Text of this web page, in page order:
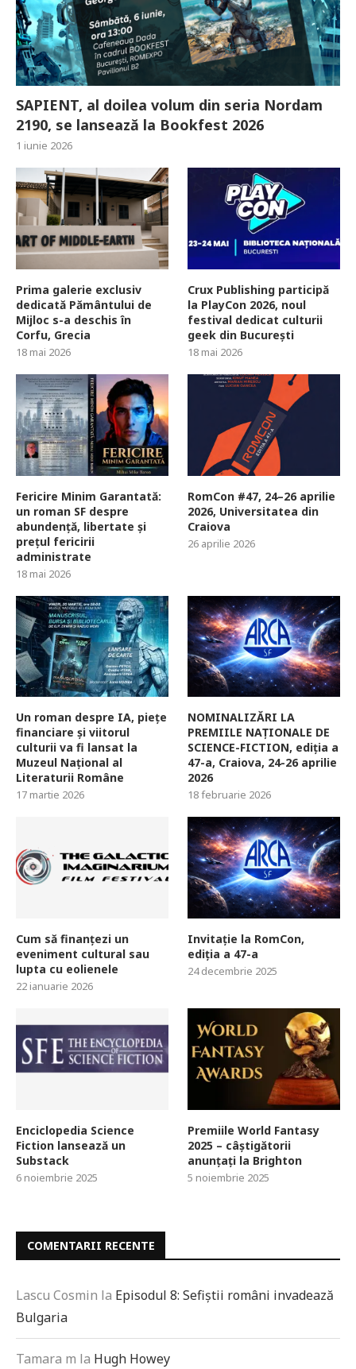
SAPIENT, al doilea volum din seria Nordam
2190, se lansează la Bookfest 2026
1 iunie 2026
Prima galerie exclusiv
dedicată Pământului de
Mijloc s-a deschis în
Corfu, Grecia
18 mai 2026
Crux Publishing participă
la PlayCon 2026, noul
festival dedicat culturii
geek din București
18 mai 2026
Fericire Minim Garantată:
un roman SF despre
abundență, libertate și
prețul fericirii
administrate
18 mai 2026
RomCon #47, 24–26 aprilie
2026, Universitatea din
Craiova
26 aprilie 2026
Un roman despre IA, piețe
financiare și viitorul
culturii va fi lansat la
Muzeul Național al
Literaturii Române
17 martie 2026
NOMINALIZĂRI LA
PREMIILE NAȚIONALE DE
SCIENCE-FICTION, ediția a
47-a, Craiova, 24-26 aprilie
2026
18 februarie 2026
Cum să finanțezi un
eveniment cultural sau
lupta cu eolienele
22 ianuarie 2026
Invitație la RomCon,
ediția a 47-a
24 decembrie 2025
Enciclopedia Science
Fiction lansează un
Substack
6 noiembrie 2025
Premiile World Fantasy
2025 – câștigătorii
anunțați la Brighton
5 noiembrie 2025
COMENTARII RECENTE
Lascu Cosmin la Episodul 8: Sefiștii români invadează
Bulgaria
Tamara m la Hugh Howey